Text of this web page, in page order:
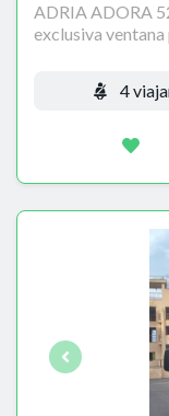
ADRIA ADORA
exclusiva ventana
4